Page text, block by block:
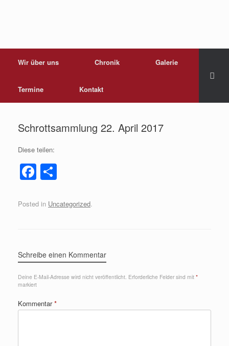
Wir über uns Chronik Galerie
Termine Kontakt
Schrottsammlung 22. April 2017
Diese teilen:
F
a
c
o
o
k
e
Posted in Uncategorized.
Schreibe einen Kommentar
Deine E-Mail-Adresse wird nicht veröffentlicht. Erforderliche Felder sind mit *
markiert
Kommentar*